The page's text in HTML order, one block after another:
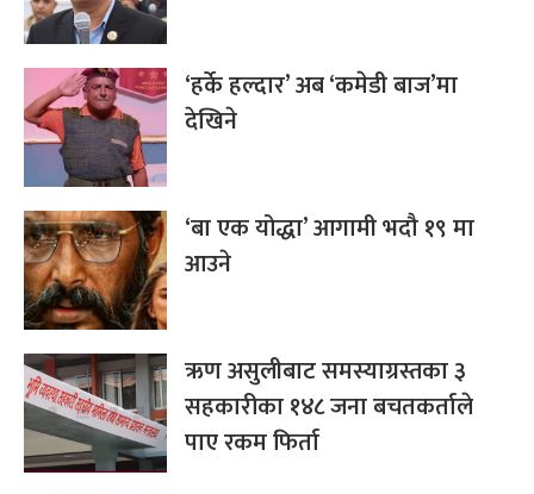
‘हर्के हल्दार’ अब ‘कमेडी बाज’मा
देखिने
‘बा एक योद्धा’ आगामी भदौ १९ मा
आउने
ऋण असुलीबाट समस्याग्रस्तका ३
सहकारीका १४८ जना बचतकर्ताले
पाए रकम फिर्ता